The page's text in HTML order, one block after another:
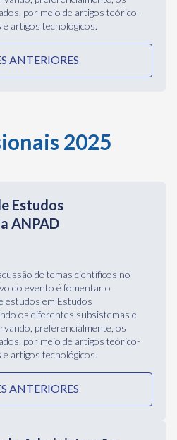
2025
de temas científicos no
os diferentes subsistemas e
preferencialmente, os
por meio de artigos teórico-
ANTERIORES
de Administração
de temas científicos no